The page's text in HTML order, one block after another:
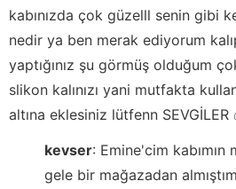
kabınızda çok güzelll senin gibi
nedir ya ben merak ediyorum
yaptığınız şu görmüş olduğum
slikon kalınızı yani mutfakta
altına eklesiniz lütfenn SEVGİLER
kevser: Emine'cim kabımın
gele bir mağazadan